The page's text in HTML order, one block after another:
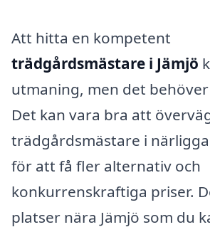
Att hitta en kompetent
trädgårdsmästare i Jämjö
utmaning, men det
Det kan vara bra att
trädgårdsmästare i
för att få fler alternativ och
konkurrenskraftiga priser.
platser nära Jämjö som du